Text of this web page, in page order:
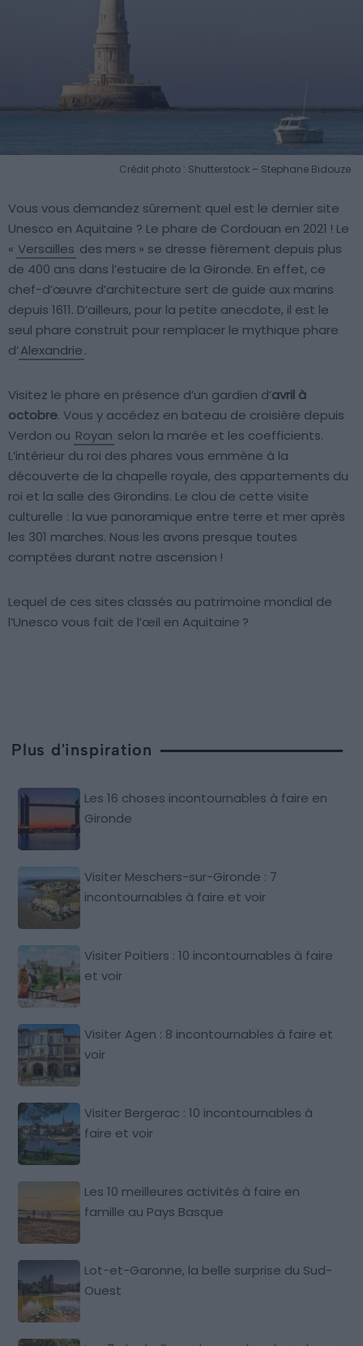
Crédit photo : Shutterstock – Stephane Bidouze
Vous vous demandez sûrement quel est le dernier site
Unesco en Aquitaine ? Le phare de Cordouan en 2021 ! Le
« Versailles des mers » se dresse fièrement depuis plus
de 400 ans dans l’estuaire de la Gironde. En effet, ce
chef-d’œuvre d’architecture sert de guide aux marins
depuis 1611. D’ailleurs, pour la petite anecdote, il est le
seul phare construit pour remplacer le mythique phare
d’Alexandrie.
Visitez le phare en présence d’un gardien d’avril à
octobre. Vous y accédez en bateau de croisière depuis
Verdon ou Royan selon la marée et les coefficients.
L’intérieur du roi des phares vous emmène à la
découverte de la chapelle royale, des appartements du
roi et la salle des Girondins. Le clou de cette visite
culturelle : la vue panoramique entre terre et mer après
les 301 marches. Nous les avons presque toutes
comptées durant notre ascension !
Lequel de ces sites classés au patrimoine mondial de
l’Unesco vous fait de l’œil en Aquitaine ?
Plus d'inspiration
Les 16 choses incontournables à faire en
Gironde
Visiter Meschers-sur-Gironde : 7
incontournables à faire et voir
Visiter Poitiers : 10 incontournables à faire
et voir
Visiter Agen : 8 incontournables à faire et
voir
Visiter Bergerac : 10 incontournables à
faire et voir
Les 10 meilleures activités à faire en
famille au Pays Basque
Lot-et-Garonne, la belle surprise du Sud-
Ouest